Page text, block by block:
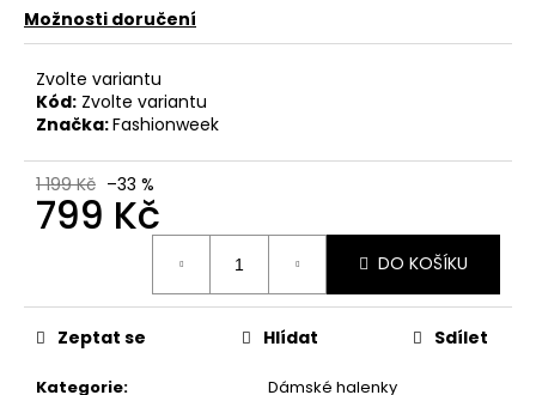
Možnosti doručení
Zvolte variantu
Kód: Zvolte variantu
Značka:Fashionweek
1 199 Kč –33 %
799 Kč
DO KOŠÍKU
Kategorie:
Dámské halenky
Zeptat se Hlídat Sdílet
S
KVĚTINOVÝM
UB-
PUANUI
599
Kč